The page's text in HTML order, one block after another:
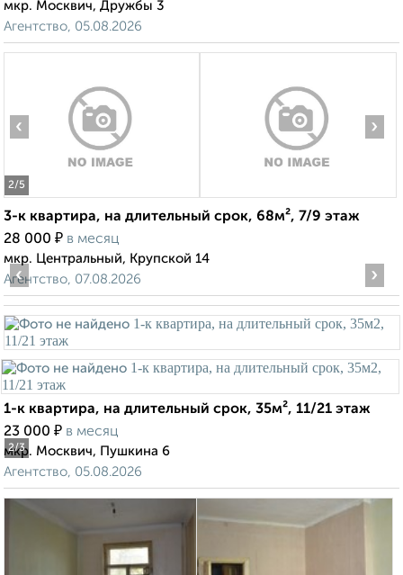
мкр. Москвич, Дружбы 3
Агентство, 05.08.2026
2/5
‹ ›
3-к квартира, на длительный срок, 68м², 7/9 этаж
28 000 ₽ в месяц
мкр. Центральный, Крупской 14
Агентство, 07.08.2026
2/3
‹ ›
1-к квартира, на длительный срок, 35м², 11/21 этаж
23 000 ₽ в месяц
мкр. Москвич, Пушкина 6
Агентство, 05.08.2026